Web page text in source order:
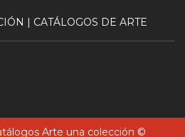
| CATÁLOGOS DE ARTE
Arte una colección ©